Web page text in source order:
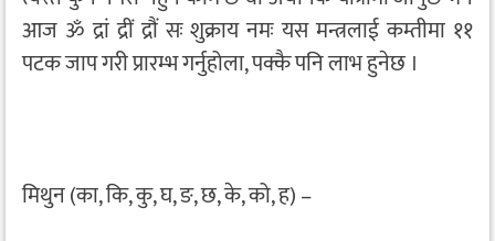
आज ॐ द्रां द्रीं द्रौं सः शुक्राय नमः यस मन्त्रलाई कम्तीमा ११
पटक जाप गरी प्रारम्भ गर्नुहोला, पक्कै पनि लाभ हुनेछ ।
मिथुन (का, कि, कु, घ, ङ, छ, के, को, ह) –